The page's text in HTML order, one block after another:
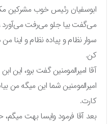
ابوسفیان رئیس خوب مشرکین مکه
می‌گفت بیا جلو می‌رفت می‌آورد
سوار نظام و پیاده نظام و اینا
کن.
آقا امیرالمومنین گفت برو،
امیرالمومنین شما این میگه من
کارت.
بعد آقا فرمود وایسا بهت میگم،